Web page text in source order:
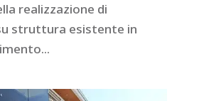
realizzazione di
struttura esistente in